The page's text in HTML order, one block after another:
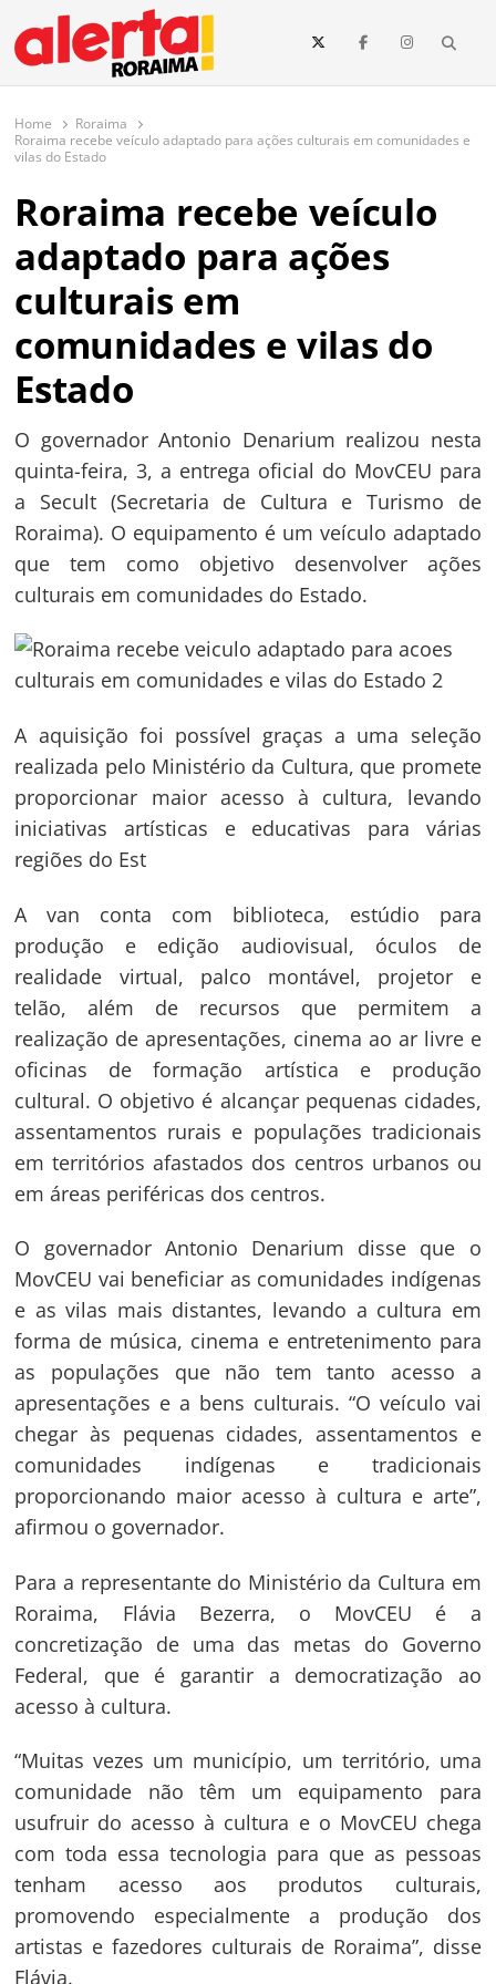
conteúdo
O maior portal de notícias de Roraima
O Alerta Roraima é seu portal de notícias completo sobre política,
e todo o estado de Roraima. Fique sempre informado com
atualizações em tempo real!
Home
Roraima
Roraima recebe veículo adaptado para ações culturais em comunidades e
vilas do Estado
Roraima recebe veículo
adaptado para ações
culturais em
comunidades e vilas do
Estado
O governador Antonio Denarium realizou nesta
quinta-feira, 3, a entrega oficial do MovCEU para
a Secult (Secretaria de Cultura e Turismo de
Roraima). O equipamento é um veículo adaptado
que tem como objetivo desenvolver ações
culturais em comunidades do Estado.
A aquisição foi possível graças a uma seleção
realizada pelo Ministério da Cultura, que promete
proporcionar maior acesso à cultura, levando
iniciativas artísticas e educativas para várias
regiões do Est
A van conta com biblioteca, estúdio para
produção e edição audiovisual, óculos de
realidade virtual, palco montável, projetor e
telão, além de recursos que permitem a
realização de apresentações, cinema ao ar livre e
oficinas de formação artística e produção
cultural. O objetivo é alcançar pequenas cidades,
assentamentos rurais e populações tradicionais
em territórios afastados dos centros urbanos ou
em áreas periféricas dos centros.
O governador Antonio Denarium disse que o
MovCEU vai beneficiar as comunidades indígenas
e as vilas mais distantes, levando a cultura em
forma de música, cinema e entretenimento para
as populações que não tem tanto acesso a
apresentações e a bens culturais. “O veículo vai
chegar às pequenas cidades, assentamentos e
comunidades indígenas e tradicionais
proporcionando maior acesso à cultura e arte”,
afirmou o governador.
Para a representante do Ministério da Cultura em
Roraima, Flávia Bezerra, o MovCEU é a
concretização de uma das metas do Governo
Federal, que é garantir a democratização ao
acesso à cultura.
“Muitas vezes um município, um território, uma
comunidade não têm um equipamento para
usufruir do acesso à cultura e o MovCEU chega
com toda essa tecnologia para que as pessoas
tenham acesso aos produtos culturais,
promovendo especialmente a produção dos
artistas e fazedores culturais de Roraima”, disse
Flávia.